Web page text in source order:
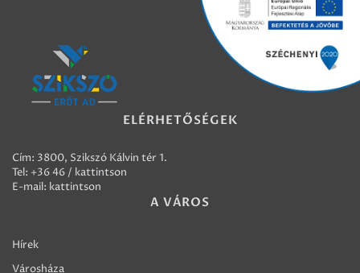
ELÉRHETŐSÉGEK
Cím: 3800, Szikszó Kálvin tér 1.
Tel: +36 46 / kattintson
E-mail: kattintson
A VÁROS
Hírek
Városháza